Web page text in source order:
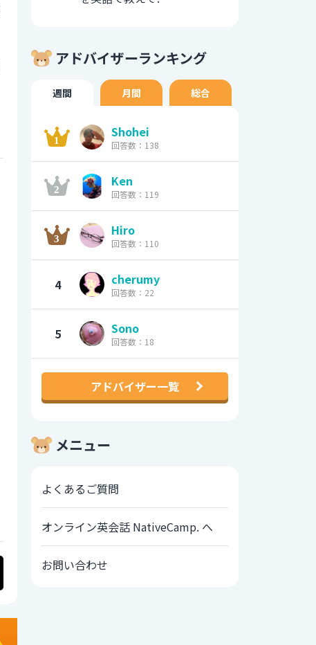
アドバイザーランキング
週間 月間 総合
Shohei
回答数：138
Ken
回答数：119
Hiro
回答数：110
4 cherumy
回答数：22
5 Sono
回答数：18
アドバイザー一覧
メニュー
よくあるご質問
オンライン英会話 NativeCamp. へ
お問い合わせ